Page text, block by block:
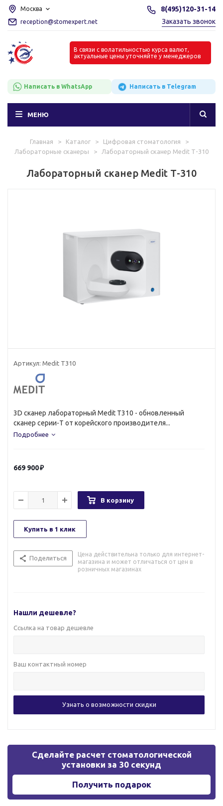
Москва
reception@stomexpert.net
8(495)120-31-14
Заказать звонок
В связи с волатильностью курса валют,
актуальные цены уточняйте у менеджеров
Написать в WhatsApp Написать в Telegram
МЕНЮ
Главная > Каталог > Цифровая стоматология
>
Лабораторные сканеры
> Лабораторный сканер Medit Т-310
Лабораторный сканер Medit Т-310
Артикул: Medit T310
3D сканер лабораторный Medit T310 - обновленный
сканер серии-Т от корейского производителя...
Подробнее
669 900
В корзину
Купить в 1 клик
Поделиться
Цена действительна только для интернет-
магазина и может отличаться от цен в
розничных магазинах
Нашли дешевле?
Ссылка на товар дешевле
Ваш контактный номер
Сделайте расчет стоматологической
установки за 30 секунд
Получить подарок